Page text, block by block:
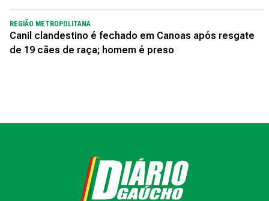
REGIÃO METROPOLITANA
Canil clandestino é fechado em Canoas após resgate
de 19 cães de raça; homem é preso